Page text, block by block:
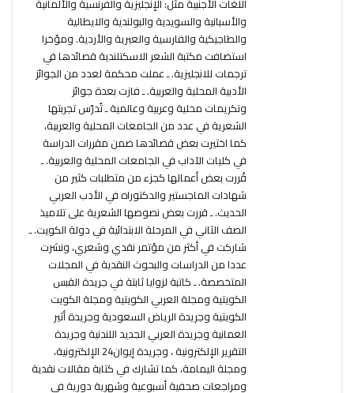
والأسبانية والسويدية والبولندية والايطالية
والطاجيكية والفارسية والعبرية والأردية. ومؤخرا
استضافت مكتبة الشعر الاسكتلندية قصائدها في
ترجمات للانجليزية. ـ عملت محكمة لعدد من الجوائز
الأدبية المحلية والعربية. ـ فازت بعدة جوائز
وتكريمات محلية وعربية وعالمية ـ تُدرّس تجربتها
الشعرية في عدد من الجامعات المحلية والعربية،
كما اختيرت بعض قصائدها ضمن مقررات الدراسة
في كليات الآداب في الجامعات المحلية والعربية. ـ
قُررت بعض أعمالها كجزء من متطلبات كثير من
شهادات الماجستير والدكتوراه في الأدب العربي
الحديث. ـ قررت بعض نصوصها الشعرية على تلاميذ
الصف الثاني في المرحلة الابتدائية في دولة الكويت. ـ
شاركت في أكثر من مؤتمر نقدي وشعري، ونشرت
عددا من الدراسات والبحوث النقدية في المجلات
المتخصصة. ـ كاتبة لزوايا ثابتة في جريدة القبس
الكويتية ومجلة العربي الكويتية ومجلة الكويت
الكويتية وجريدة الرياض السعودية وجريدة أثير
العمانية وجريدة العربي الجديد اللندنية وجريدة
التقرير الإلكترونية ، وجريدة إيوان24 الإلكترونية،
ومجلة اليمامة، كما تشارك في كتابة مقالات نقدية
ومراجعات صحفية أسبوعية وشهرية دورية في